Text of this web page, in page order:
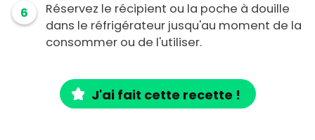
6
Réservez le récipient ou la poche à douille
dans le réfrigérateur jusqu'au moment de la
consommer ou de l'utiliser.
J'ai fait cette recette !